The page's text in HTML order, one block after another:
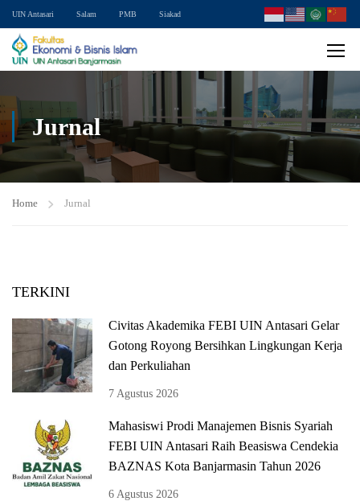
UIN Antasari Salam PMB Siakad
Jurnal
Home Jurnal
TERKINI
Civitas Akademika FEBI UIN Antasari Gelar
Gotong Royong Bersihkan Lingkungan Kerja
dan Perkuliahan
7 Agustus 2026
Mahasiswi Prodi Manajemen Bisnis Syariah
FEBI UIN Antasari Raih Beasiswa Cendekia
BAZNAS Kota Banjarmasin Tahun 2026
6 Agustus 2026